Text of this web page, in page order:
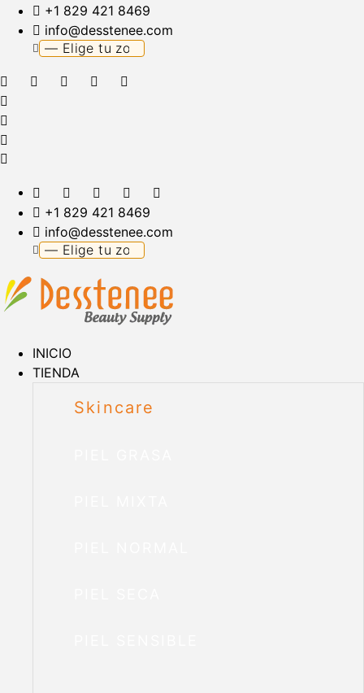
+1 829 421 8469
info@desstenee.com
+1 829 421 8469
info@desstenee.com
INICIO
TIENDA
Skincare